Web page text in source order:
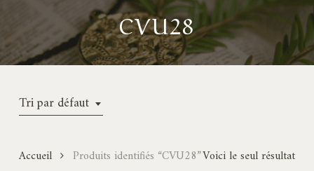
CVU28
Tri par défaut
Voici le seul résultat
Accueil Produits identifiés “CVU28”